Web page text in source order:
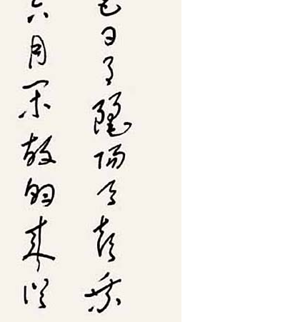
吗